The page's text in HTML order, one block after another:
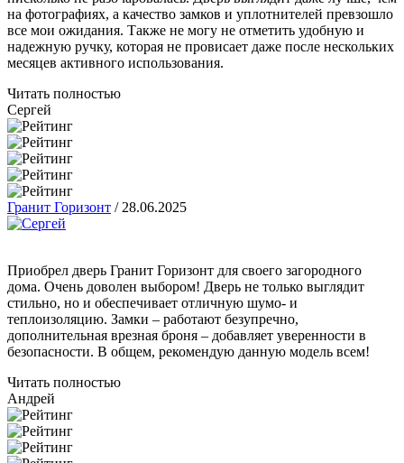
на фотографиях, а качество замков и уплотнителей превзошло
все мои ожидания. Также не могу не отметить удобную и
надежную ручку, которая не провисает даже после нескольких
месяцев активного использования.
Читать полностью
Сергей
Гранит Горизонт / 28.06.2025
Приобрел дверь Гранит Горизонт для своего загородного
дома. Очень доволен выбором! Дверь не только выглядит
стильно, но и обеспечивает отличную шумо- и
теплоизоляцию. Замки – работают безупречно,
дополнительная врезная броня – добавляет уверенности в
безопасности. В общем, рекомендую данную модель всем!
Читать полностью
Андрей